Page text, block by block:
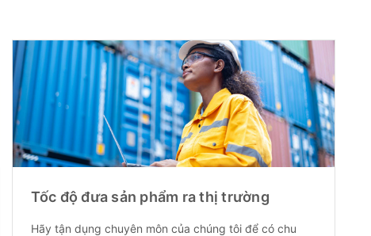
Tốc độ đưa sản phẩm ra thị trường
Hãy tận dụng chuyên môn của chúng tôi để có chu